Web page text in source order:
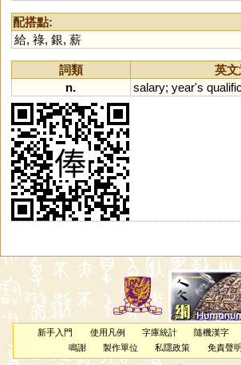
配搭點:
給, 祿, 銀, 薪
詞類
英文
n.
salary; year's
新手入門 使用凡例 字庫統計 隨機漢字
鳴謝
製作單位 私隱政策 免責聲明